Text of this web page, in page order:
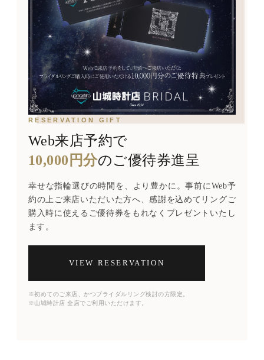
RESERVATION GIFT
Web来店予約で
10,000円分のご優待券進呈
幸せな指輪選びの時間を、より豊かに。事前にWeb予
約の上ご来店いただいた方へ、感謝を込めてリングご
購入時に使えるご優待券をもれなくプレゼントいたし
ます。
VIEW RESERVATION
※初めてのご来店、かつブライダルリング検討の方限定。
※山城時計店 全店でご利用いただけます。